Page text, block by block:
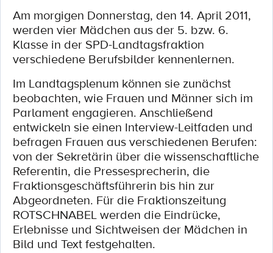
Am morgigen Donnerstag, den 14. April 2011,
werden vier Mädchen aus der 5. bzw. 6.
Klasse in der SPD-Landtagsfraktion
verschiedene Berufsbilder kennenlernen.
Im Landtagsplenum können sie zunächst
beobachten, wie Frauen und Männer sich im
Parlament engagieren. Anschließend
entwickeln sie einen Interview-Leitfaden und
befragen Frauen aus verschiedenen Berufen:
von der Sekretärin über die wissenschaftliche
Referentin, die Pressesprecherin, die
Fraktionsgeschäftsführerin bis hin zur
Abgeordneten. Für die Fraktionszeitung
ROTSCHNABEL werden die Eindrücke,
Erlebnisse und Sichtweisen der Mädchen in
Bild und Text festgehalten.